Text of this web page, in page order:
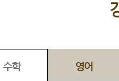
수학 영어